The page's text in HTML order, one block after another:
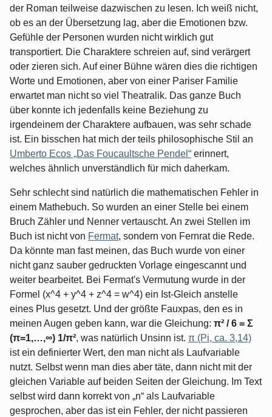
der Roman teilweise dazwischen zu lesen. Ich weiß nicht,
ob es an der Übersetzung lag, aber die Emotionen bzw.
Gefühle der Personen wurden nicht wirklich gut
transportiert. Die Charaktere schreien auf, sind verärgert
oder zieren sich. Auf einer Bühne wären dies die richtigen
Worte und Emotionen, aber von einer Pariser Familie
erwartet man nicht so viel Theatralik. Das ganze Buch
über konnte ich jedenfalls keine Beziehung zu
irgendeinem der Charaktere aufbauen, was sehr schade
ist. Ein bisschen hat mich der teils philosophische Stil an
Umberto Ecos „Das Foucaultsche Pendel“ erinnert,
welches ähnlich unverständlich für mich daherkam.
Sehr schlecht sind natürlich die mathematischen Fehler in
einem Mathebuch. So wurden an einer Stelle bei einem
Bruch Zähler und Nenner vertauscht. An zwei Stellen im
Buch ist nicht von Fermat, sondern von Fernrat die Rede.
Da könnte man fast meinen, das Buch wurde von einer
nicht ganz sauber gedruckten Vorlage eingescannt und
weiter bearbeitet. Bei Fermat's Vermutung wurde in der
Formel (x^4 + y^4 + z^4 = w^4) ein Ist-Gleich anstelle
eines Plus gesetzt. Und der größte Fauxpas, den es in
meinen Augen geben kann, war die Gleichung: π² / 6 = Σ
(π=1,…,∞) 1/π², was natürlich Unsinn ist. π (Pi, ca. 3,14)
ist ein definierter Wert, den man nicht als Laufvariable
nutzt. Selbst wenn man dies aber täte, dann nicht mit der
gleichen Variable auf beiden Seiten der Gleichung. Im Text
selbst wird dann korrekt von „n“ als Laufvariable
gesprochen, aber das ist ein Fehler, der nicht passieren